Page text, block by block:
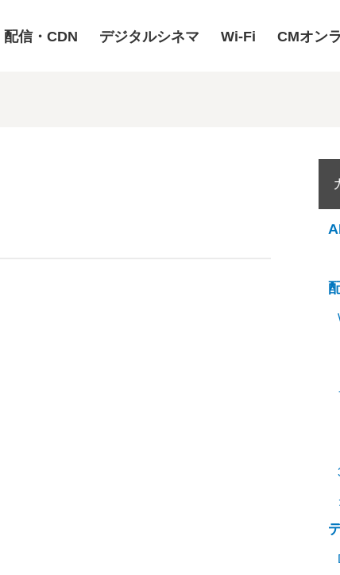
配信・CDN デジタルシネマ Wi-Fi CMオン